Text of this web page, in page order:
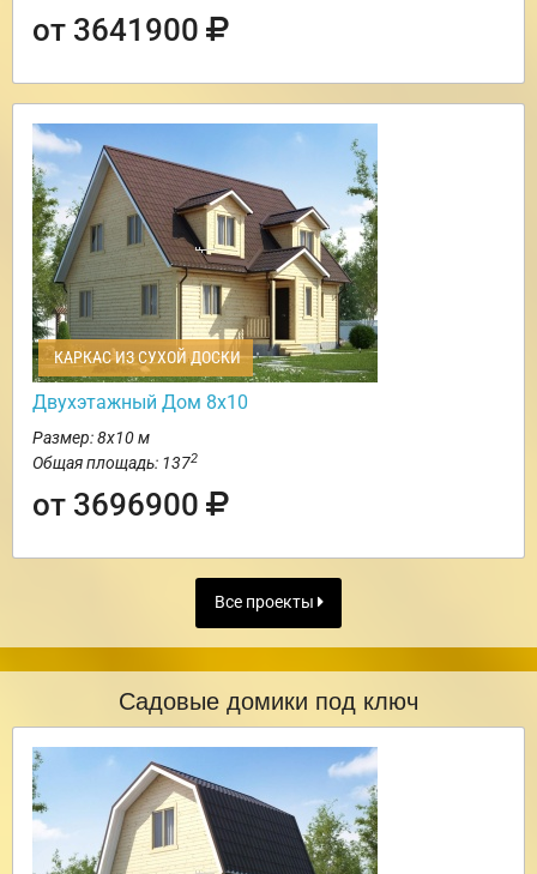
от 3641900
КАРКАС ИЗ СУХОЙ ДОСКИ
Двухэтажный Дом 8х10
Размер: 8х10 м
Общая площадь: 1372
от 3696900
Все проекты
Садовые домики под ключ